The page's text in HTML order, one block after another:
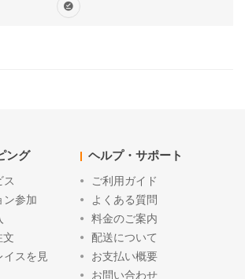
ング
ス
ン参加
文
イスを見
ヘルプ・サポート
ご利用ガイド
よくある質問
料金のご案内
配送について
お支払い概要
お問い合わせ